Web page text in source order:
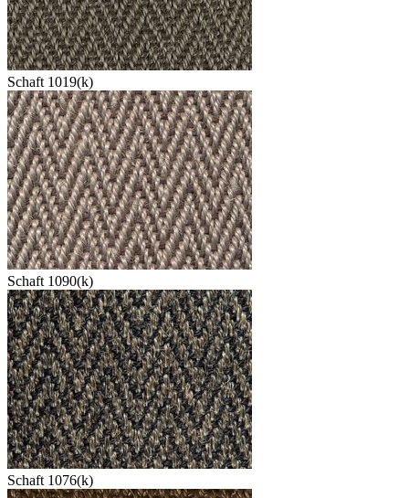
Schaft 1019(k)
Schaft 1090(k)
Schaft 1076(k)